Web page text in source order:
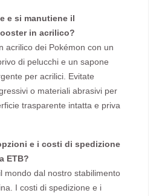
e si manutiene il
in acrilico?
acrilico dei Pokémon con un
di pelucchi e un sapone
per acrilici. Evitate
o materiali abrasivi per
trasparente intatta e priva
e i costi di spedizione
ETB?
mondo dal nostro stabilimento
I costi di spedizione e i